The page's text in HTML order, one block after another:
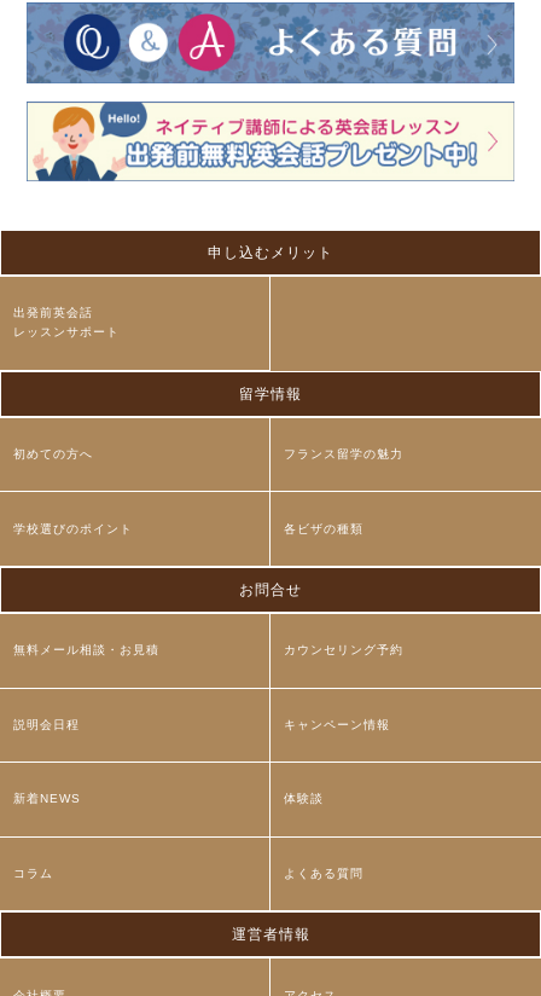
申し込むメリット
出発前英会話
レッスンサポート
留学情報
初めての方へ フランス留学の魅力
学校選びのポイント 各ビザの種類
お問合せ
無料メール相談・お見積 カウンセリング予約
説明会日程 キャンペーン情報
新着NEWS 体験談
コラム よくある質問
運営者情報